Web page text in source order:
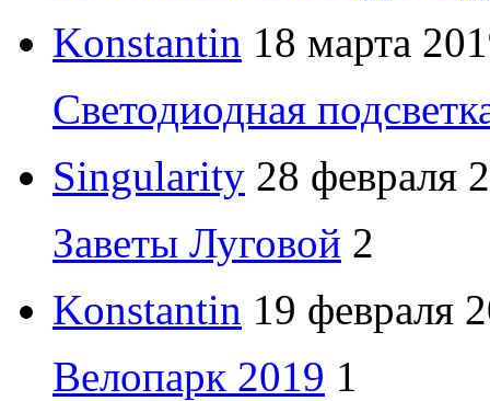
Konstantin 18 марта
Светодиодная
Singularity 28 февраля
Заветы Луговой 2
Konstantin 19 февраля
Велопарк 2019 1